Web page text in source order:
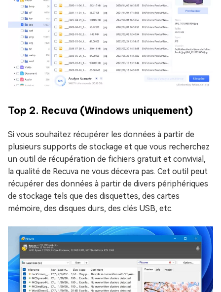
Top 2. Recuva (Windows uniquement)
Si vous souhaitez récupérer les données à partir de
plusieurs supports de stockage et que vous recherchez
un outil de récupération de fichiers gratuit et convivial,
la qualité de Recuva ne vous décevra pas. Cet outil peut
récupérer des données à partir de divers périphériques
de stockage tels que des disquettes, des cartes
mémoire, des disques durs, des clés USB, etc.